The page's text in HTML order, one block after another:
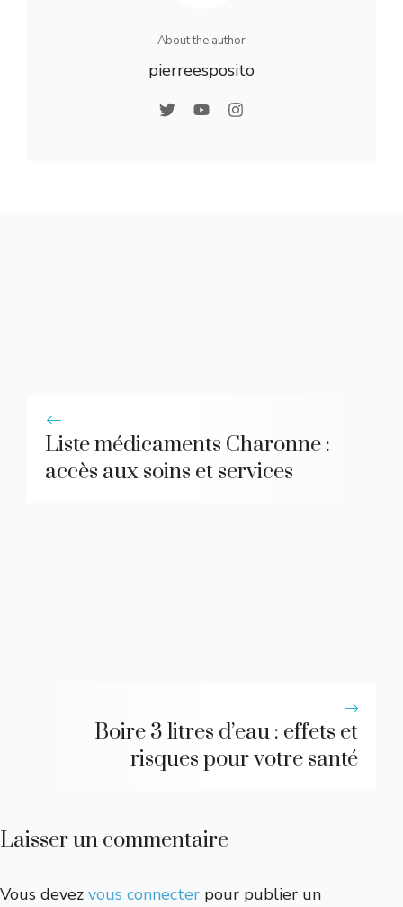
About the author
pierreesposito
Liste médicaments Charonne :
accès aux soins et services
Boire 3 litres d’eau : effets et
risques pour votre santé
Laisser un commentaire
Vous devez vous connecter pour publier un